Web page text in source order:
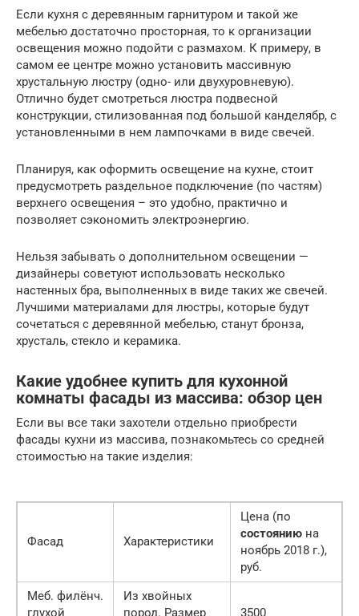
Если кухня с деревянным гарнитуром и такой же
мебелью достаточно просторная, то к организации
освещения можно подойти с размахом. К примеру, в
самом ее центре можно установить массивную
хрустальную люстру (одно- или двухуровневую).
Отлично будет смотреться люстра подвесной
конструкции, стилизованная под большой канделябр, с
установленными в нем лампочками в виде свечей.
Планируя, как оформить освещение на кухне, стоит
предусмотреть раздельное подключение (по частям)
верхнего освещения – это удобно, практично и
позволяет сэкономить электроэнергию.
Нельзя забывать о дополнительном освещении —
дизайнеры советуют использовать несколько
настенных бра, выполненных в виде таких же свечей.
Лучшими материалами для люстры, которые будут
сочетаться с деревянной мебелью, станут бронза,
хрусталь, стекло и керамика.
Какие удобнее купить для кухонной
комнаты фасады из массива: обзор цен
Если вы все таки захотели отдельно приобрести
фасады кухни из массива, познакомьтесь со средней
стоимостью на такие изделия:
Фасад Характеристики
Цена (по
состоянию на
ноябрь 2018 г.),
руб.
Меб. филёнч.
глухой
Из хвойных
пород. Размер
3500